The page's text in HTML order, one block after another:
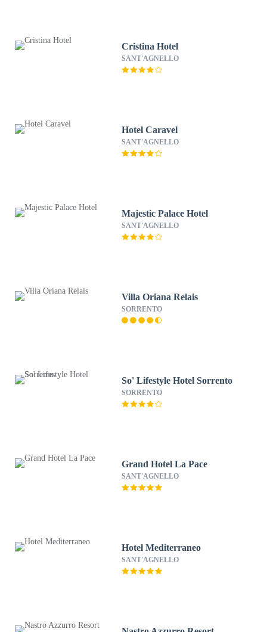
Cristina Hotel
SANT'AGNELLO
Hotel Caravel
SANT'AGNELLO
Majestic Palace Hotel
SANT'AGNELLO
Villa Oriana Relais
SORRENTO
So' Lifestyle Hotel Sorrento
SORRENTO
Grand Hotel La Pace
SANT'AGNELLO
Hotel Mediterraneo
SANT'AGNELLO